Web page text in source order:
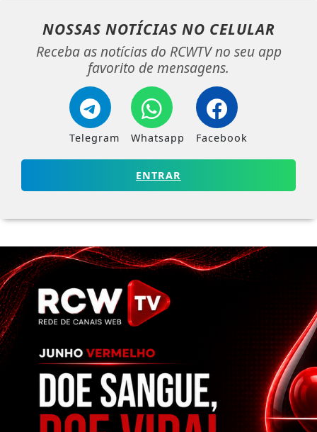
NOSSAS NOTÍCIAS NO CELULAR
Receba as notícias do RCWTV no seu app
favorito de mensagens.
Telegram Whatsapp Facebook
ENTRAR